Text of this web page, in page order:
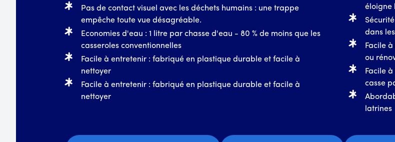
Pas de contact visuel avec les déchets humains : une trappe
empêche toute vue désagréable.
Economies d'eau : 1 litre par chasse d'eau - 80 % de moins que les
casseroles conventionnelles
Facile à entretenir : fabriqué en plastique durable et facile à
nettoyer
Facile à entretenir : fabriqué en plastique durable et facile à
nettoyer
éloigne
dans
Facile
ou
Facile
casse
latrines